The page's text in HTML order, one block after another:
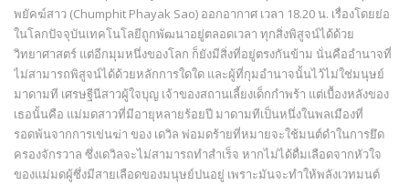
พยัคฆ์สาว (Chumphit Phayak Sao) ออกอากาศ เวลา 18.20 น. เรื่องโดยย่อ
ในโลกปัจจุบันเทคโนโลยีถูกพัฒนาอยู่ตลอดเวลา ทุกสิ่งพิสูจน์ได้ด้วย
วิทยาศาสตร์ แต่อีกมุมหนึ่งของโลก ก็ยังมีสิ่งที่อยู่ตรงกันข้าม นั่นคืออำนาจที่
ไม่สามารถพิสูจน์ได้ด้วยหลักการใดใด และผู้ที่กุมอำนาจนั้นไว้ไม่ใช่มนุษย์
มาดามที เศรษฐีนีสาวผู้ใจบุญ เจ้าของสถานเลี้ยงเด็กกำพร้า แต่เบื้องหลังของ
เธอนั้นคือ แม่มดสาวที่มีอายุหลายร้อยปี มาดามทีเป็นหนึ่งในพลเมืองที่
รอดพ้นจากการเข่นฆ่า ของ เดวิล พ่อมดร้ายที่หมายจะใช้มนต์ดำในการยึด
ครองจักรวาล ซึ่งเดวิลจะไม่สามารถทำสำเร็จ หากไม่ได้ดื่มเลือดจากหัวใจ
ของแม่มดผู้ซึ่งมีสายเลือดของมนุษย์ปนอยู่ เพราะมันจะทำให้พลังเวทมนต์